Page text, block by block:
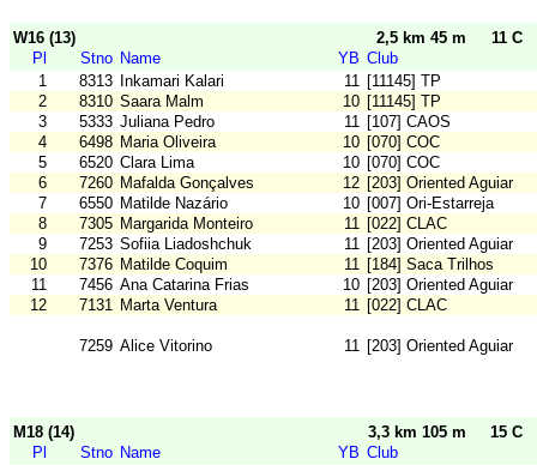
W16 (13) 2,5 km 45 m
11 C
Pl
Stno Name YB Club
1
8313 Inkamari Kalari 11 [11145] TP
2
8310 Saara Malm 10 [11145] TP
3
5333 Juliana Pedro 11 [107] CAOS
4
6498 Maria Oliveira 10 [070] COC
5
6520 Clara Lima 10 [070] COC
6
7260 Mafalda Gonçalves 12 [203] Oriented Aguiar
7
6550 Matilde Nazário 10 [007] Ori-Estarreja
8
7305 Margarida Monteiro 11 [022] CLAC
9
7253 Sofiia Liadoshchuk 11 [203] Oriented Aguiar
10
7376 Matilde Coquim 11 [184] Saca Trilhos
11
7456 Ana Catarina Frias 10 [203] Oriented Aguiar
12
7131 Marta Ventura 11 [022] CLAC
7259 Alice Vitorino 11 [203] Oriented Aguiar
M18 (14) 3,3 km 105 m
15 C
Pl
Stno Name YB Club